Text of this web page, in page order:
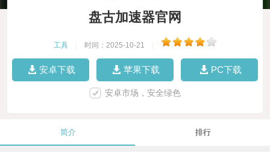
盘古加速器官网
工具 时间：2025-10-21
安卓下载 苹果下载 PC下载
安卓市场，安全绿色
简介 排行